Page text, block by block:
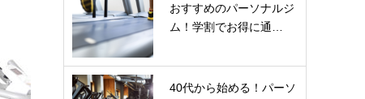
おすすめのパーソナルジ
ム！学割でお得に通…
40代から始める！パーソ